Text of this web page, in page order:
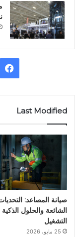
ب
و
Last Modified
صيانة المصاعد:
الشائعة والحلول
التشغيل
25 مايو، 2026